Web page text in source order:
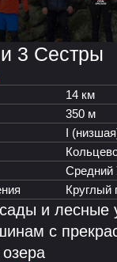
3 Сестры
14 км
350 м
I
Средний
Круглый
и лесные
с